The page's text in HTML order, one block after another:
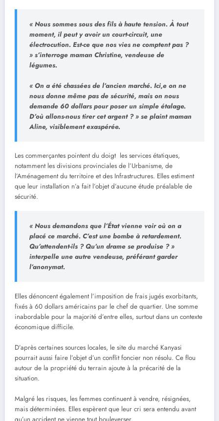
« Nous sommes sous des fils à haute tension. À tout
moment, il peut y avoir un court-circuit, une
électrocution. Est-ce que nos vies ne comptent pas ?
» s’interroge maman Christine, vendeuse de
légumes.
« On a été chassées de l’ancien marché. Ici,e on ne
nous donne même pas de sécurité, mais on nous
demande 60 dollars pour poser un simple étalage.
D’où allons-nous tirer cet argent ? » se plaint maman
Aline, visiblement exaspérée.
Les commerçantes pointent du doigt les services étatiques,
notamment les divisions provinciales de l’Urbanisme, de
l’Aménagement du territoire et des Infrastructures. Elles estiment
que leur installation n’a fait l’objet d’aucune étude préalable de
sécurité.
« Nous demandons que l’État vienne voir où on a
placé ce marché. C’est une bombe à retardement.
Qu’attendent-ils ? Qu’un drame se produise ? »
interpelle une autre vendeuse, préférant garder
l’anonymat.
Elles dénoncent également l’imposition de frais jugés exorbitants,
fixés à 60 dollars américains par le chef de quartier. Une somme
inabordable pour la majorité d’entre elles, surtout dans un contexte
économique difficile.
D’après certaines sources locales, le site du marché Kanyasi
pourrait aussi faire l’objet d’un conflit foncier non résolu. Ce flou
autour de la propriété du terrain ajoute à la précarité de la
situation.
Malgré les risques, les femmes continuent à vendre, résignées,
mais déterminées. Elles espèrent que leur cri sera entendu avant